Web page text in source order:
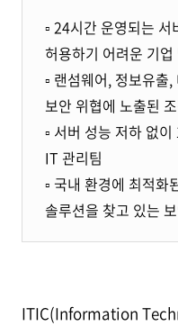
▫️ 24시간 운영되는
허용하기 어려운 기업
▫️ 랜섬웨어, 정보유출
보안 위협에 노출된
▫️ 서버 성능 저하 없
IT 관리팀
▫️ 국내 환경에 최적화
솔루션을 찾고 있는
ITIC(Information